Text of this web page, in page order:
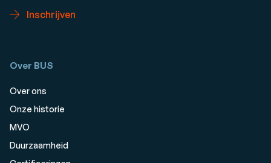
Inschrijven
Over BUS
Over ons
Onze historie
MVO
Duurzaamheid